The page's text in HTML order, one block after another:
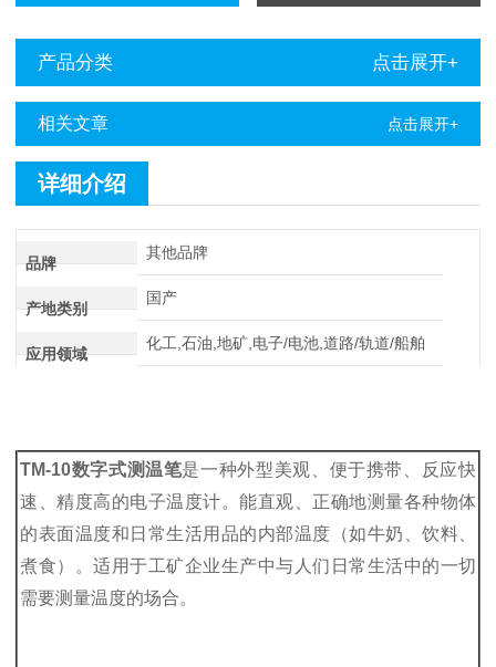
产品分类 点击展开+
相关文章 点击展开+
详细介绍
品牌
其他品牌
产地类别
国产
应用领域
化工,石油,地矿,电子/电池,道路/轨道/船舶
TM-10数字式测温笔是一种外型美观、便于携带、反应快
速、精度高的电子温度计。能直观、正确地测量各种物体
的表面温度和日常生活用品的内部温度（如牛奶、饮料、
煮食）。适用于工矿企业生产中与人们日常生活中的一切
需要测量温度的场合。